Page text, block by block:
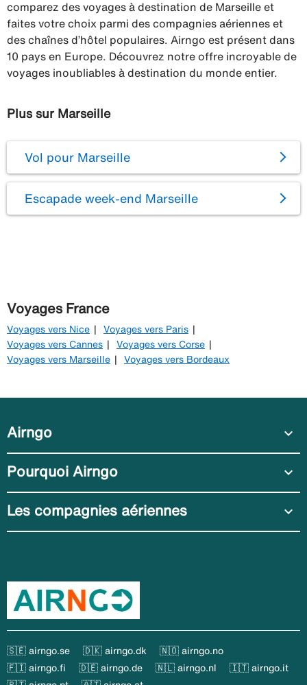
comparez des voyages à destination de Marseille et
faites votre choix parmi des compagnies aériennes et
des chaînes d’hôtel populaires. Airngo est présent dans
10 pays en Europe. Découvrez notre offre incroyable de
voyages inoubliables à destination du monde entier.
Plus sur Marseille
Vol pour Marseille
Escapade week-end Marseille
Voyages France
Voyages vers Nice
Voyages vers Paris
Voyages vers Cannes
Voyages vers Corse
Voyages vers Marseille
Voyages vers Bordeaux
Airngo expand_more
Pourquoi Airngo expand_more
Les compagnies aériennes expand_more
🇸🇪 airngo.se 🇩🇰 airngo.dk
🇳🇴 airngo.no
🇫🇮 airngo.fi
🇩🇪 airngo.de 🇳🇱 airngo.nl
🇮🇹 airngo.it